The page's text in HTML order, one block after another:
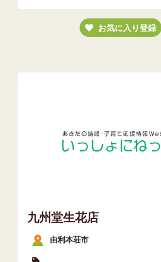
お気に入り登録
九州堂生花店
由利本荘市